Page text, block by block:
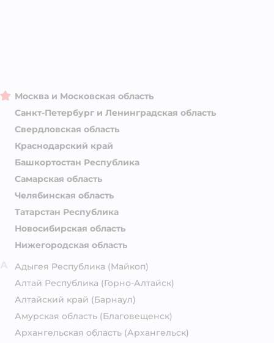
Москва и Московская область
Санкт-Петербург и Ленинградская область
Свердловская область
Краснодарский край
Башкортостан Республика
Самарская область
Челябинская область
Татарстан Республика
Новосибирская область
Нижегородская область
Адыгея Республика (Майкоп)
Алтай Республика (Горно-Алтайск)
Алтайский край (Барнаул)
Амурская область (Благовещенск)
Архангельская область (Архангельск)